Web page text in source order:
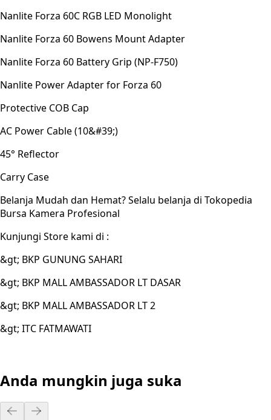
Nanlite Forza 60C RGB LED Monolight
Nanlite Forza 60 Bowens Mount Adapter
Nanlite Forza 60 Battery Grip (NP-F750)
Nanlite Power Adapter for Forza 60
Protective COB Cap
AC Power Cable (10&#39;)
45° Reflector
Carry Case
Belanja Mudah dan Hemat? Selalu belanja di Tokopedia
Bursa Kamera Profesional
Kunjungi Store kami di :
&gt; BKP GUNUNG SAHARI
&gt; BKP MALL AMBASSADOR LT DASAR
&gt; BKP MALL AMBASSADOR LT 2
&gt; ITC FATMAWATI
Anda mungkin juga suka